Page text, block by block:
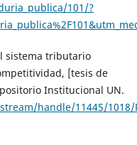
101/?
sistema tributario
[tesis de
Institucional UN.
handle/11445/1018/